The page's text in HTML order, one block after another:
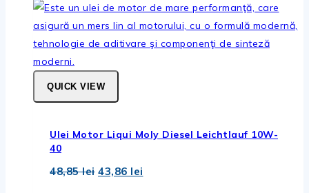
la
vanzare
QUICK VIEW
Ulei Motor Liqui Moly Diesel Leichtlauf 10W-
40
48,85lei Prețul
inițial
43,86 lei
curent